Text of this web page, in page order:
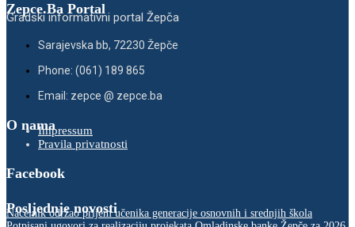
Zepce.Ba Portal
Gradski informativni portal Žepča
Sarajevska bb, 72230 Žepče
Phone: (061) 189 865
Email: zepce @ zepce.ba
O namaImpressum
Pravila privatnosti
Facebook
Posljednje novosti
Načelnik održao prijem učenika generacije osnovnih i srednjih škola